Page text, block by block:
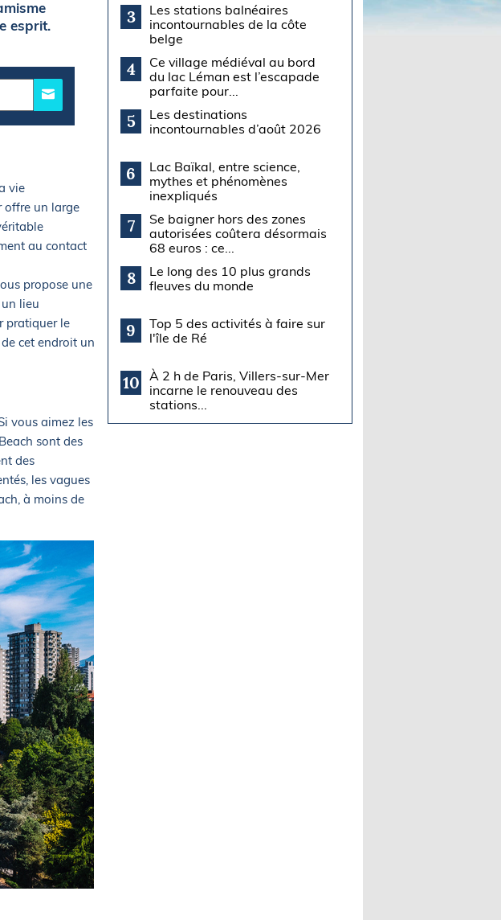
esprit.
vie
offre un large
au contact
propose une
un lieu
pratiquer le
cet endroit un
vous aimez les
sont des
des
les vagues
à moins de
3
Les stations balnéaires
incontournables de la côte
belge
4
Ce village médiéval au bord
du lac Léman est l’escapade
parfaite pour...
5
Les destinations
incontournables d’août 2026
6
Lac Baïkal, entre science,
mythes et phénomènes
inexpliqués
7
Se baigner hors des zones
autorisées coûtera désormais
68 euros : ce...
8
Le long des 10 plus grands
fleuves du monde
9
Top 5 des activités à faire sur
l'île de Ré
10
À 2 h de Paris, Villers-sur-Mer
incarne le renouveau des
stations...